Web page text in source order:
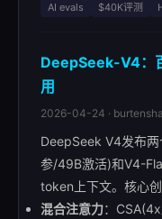
AI evals $40K评测
DeepSeek-V4：
用
2026-04-24 ·
DeepSeek V4发布
参/49B激活)和V4-
token上下文。核心创
混合注意力：